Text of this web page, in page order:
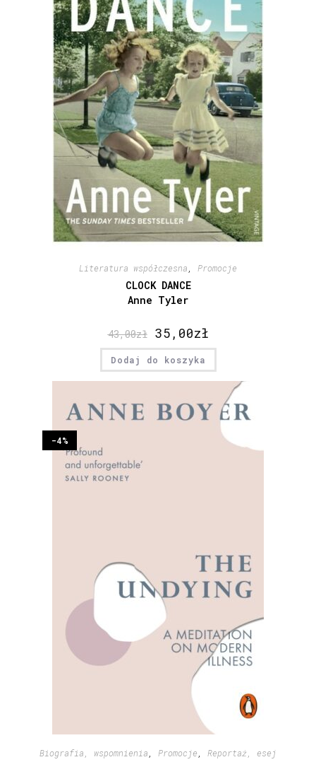
Literatura współczesna, Promocje
CLOCK DANCE
Anne Tyler
43,00zł 35,00zł
Dodaj do koszyka
-4%
Biografia, wspomnienia Promocje Reportaż, esej